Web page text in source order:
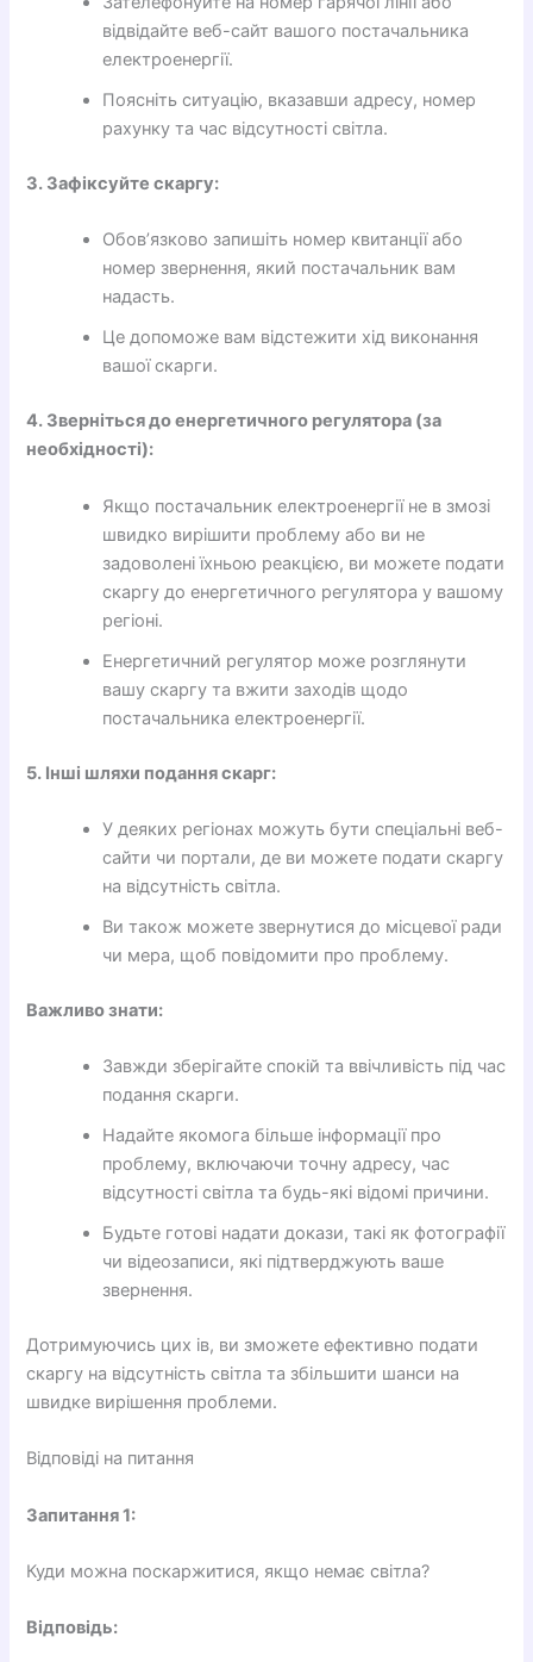
відвідайте веб-сайт вашого постачальника
електроенергії.
Поясніть ситуацію, вказавши адресу, номер
рахунку та час відсутності світла.
3. Зафіксуйте скаргу:
Обов’язково запишіть номер квитанції або
номер звернення, який постачальник вам
надасть.
Це допоможе вам відстежити хід виконання
вашої скарги.
4. Зверніться до енергетичного регулятора (за
необхідності):
Якщо постачальник електроенергії не в змозі
швидко вирішити проблему або ви не
задоволені їхньою реакцією, ви можете подати
скаргу до енергетичного регулятора у вашому
регіоні.
Енергетичний регулятор може розглянути
вашу скаргу та вжити заходів щодо
постачальника електроенергії.
5. Інші шляхи подання скарг:
У деяких регіонах можуть бути спеціальні веб-
сайти чи портали, де ви можете подати скаргу
на відсутність світла.
Ви також можете звернутися до місцевої ради
чи мера, щоб повідомити про проблему.
Важливо знати:
Завжди зберігайте спокій та ввічливість під час
подання скарги.
Надайте якомога більше інформації про
проблему, включаючи точну адресу, час
відсутності світла та будь-які відомі причини.
Будьте готові надати докази, такі як фотографії
чи відеозаписи, які підтверджують ваше
звернення.
Дотримуючись цих ів, ви зможете ефективно подати
скаргу на відсутність світла та збільшити шанси на
швидке вирішення проблеми.
Відповіді на питання
Запитання 1:
Куди можна поскаржитися, якщо немає світла?
Відповідь: